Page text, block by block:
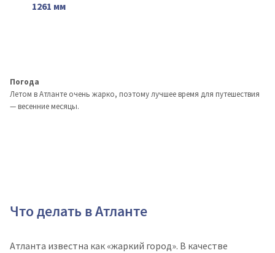
1261 мм
Погода
Летом в Атланте очень жарко, поэтому лучшее время для путешествия
— весенние месяцы.
Что делать в Атланте
Атланта известна как «жаркий город». В качестве